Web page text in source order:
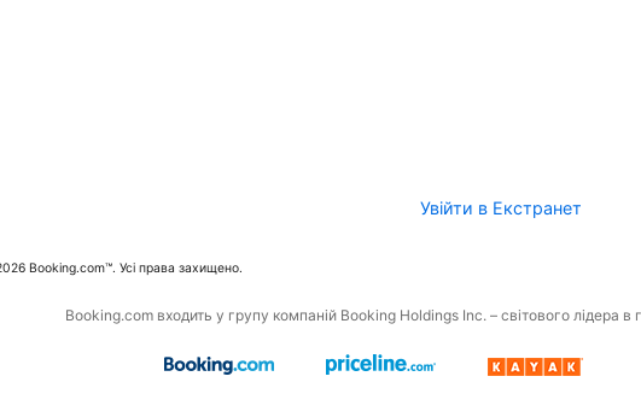
Увійти в Екстранет
Booking.com™. Усі права захищено.
Booking.com входить у групу компаній Booking Holdings Inc. – світового лідера в